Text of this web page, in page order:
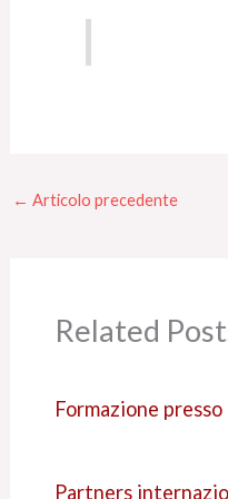
← Articolo precedente
Related
Formazione
Partners